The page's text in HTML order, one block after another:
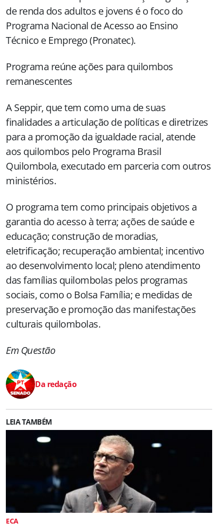
de renda dos adultos e jovens é o foco do
Programa Nacional de Acesso ao Ensino
Técnico e Emprego (Pronatec).
Programa reúne ações para quilombos
remanescentes
A Seppir, que tem como uma de suas
finalidades a articulação de políticas e diretrizes
para a promoção da igualdade racial, atende
aos quilombos pelo Programa Brasil
Quilombola, executado em parceria com outros
ministérios.
O programa tem como principais objetivos a
garantia do acesso à terra; ações de saúde e
educação; construção de moradias,
eletrificação; recuperação ambiental; incentivo
ao desenvolvimento local; pleno atendimento
das famílias quilombolas pelos programas
sociais, como o Bolsa Família; e medidas de
preservação e promoção das manifestações
culturais quilombolas.
Em Questão
Da redação
LEIA TAMBÉM
ECA